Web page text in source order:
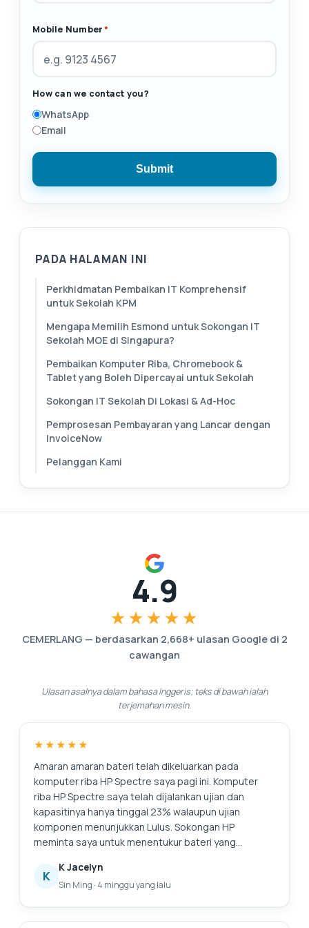
Mobile Number*
How can we contact you?
WhatsApp
Email
Submit
PADA HALAMAN INI
Perkhidmatan Pembaikan IT Komprehensif
untuk Sekolah KPM
Mengapa Memilih Esmond untuk Sokongan IT
Sekolah MOE di Singapura?
Pembaikan Komputer Riba, Chromebook &
Tablet yang Boleh Dipercayai untuk Sekolah
Sokongan IT Sekolah Di Lokasi & Ad-Hoc
Pemprosesan Pembayaran yang Lancar dengan
InvoiceNow
Pelanggan Kami
4.9
★★★★★
CEMERLANG — berdasarkan 2,668+ ulasan Google di 2
cawangan
Ulasan asalnya dalam bahasa Inggeris; teks di bawah ialah
terjemahan mesin.
★★★★★
Amaran amaran bateri telah dikeluarkan pada
komputer riba HP Spectre saya pagi ini. Komputer
riba HP Spectre saya telah dijalankan ujian dan
kapasitinya hanya tinggal 23% walaupun ujian
komponen menunjukkan Lulus. Sokongan HP
meminta saya untuk menentukur bateri yang
membosankan, dan ia tidak menyelesaikan isu bateri
asal iaitu kapasiti yang merosot. Sokongan HP juga
K
K Jacelyn
Sin Ming · 4 minggu yang lalu